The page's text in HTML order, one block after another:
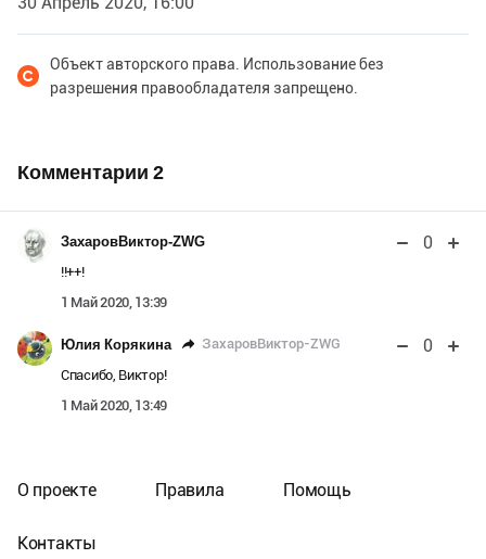
Объект авторского права. Использование без
разрешения правообладателя запрещено.
Комментарии 2
ЗахаровВиктор-ZWG 0
!!++!
1 Май 2020, 13:39
Юлия Корякина ЗахаровВиктор-ZWG 0
Спасибо, Виктор!
1 Май 2020, 13:49
О проекте Правила Помощь
Контакты